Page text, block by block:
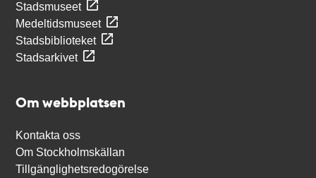
Stadsmuseet
Medeltidsmuseet
Stadsbiblioteket
Stadsarkivet
Om webbplatsen
Kontakta oss
Om Stockholmskällan
Tillgänglighetsredogörelse